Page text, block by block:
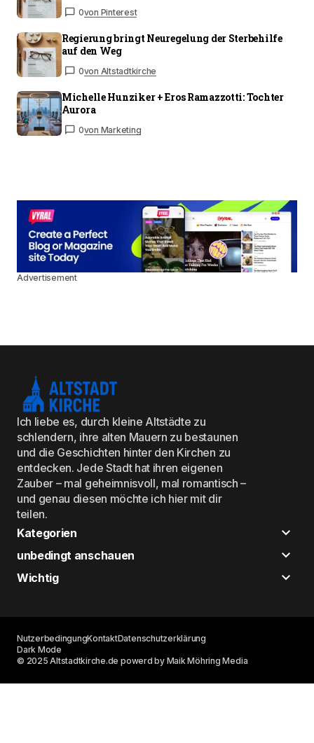
0von Pinterest
Regierung bringt Neuregelung der Sterbehilfe
auf den Weg
0von Altstadtkirche
Michelle Hunziker + Eros Ramazzotti: Tochter
Aurora
0von Marketing
Advertisement
Ich liebe es, durch kleine Altstädte zu
schlendern, ihre alten Mauern zu bestaunen
und die Geschichten hinter den Kirchen zu
entdecken. Jede Stadt hat ihren eigenen
Zauber – mal geheimnisvoll, mal romantisch –
und genau diesen möchte ich hier mit dir
teilen.
Kategorien
unbedingt anschauen
Wichtig
© 2025 Altstadtkirche.de powerd by Maik Möhring Media
NutzerbedingungKontaktDatenschutzerklärung
Dark Mode